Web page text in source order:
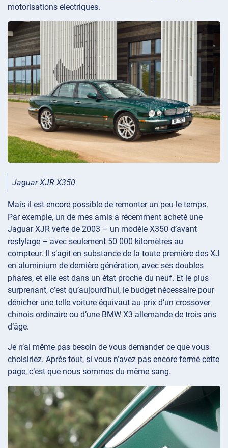
motorisations électriques.
Jaguar XJR X350
Mais il est encore possible de remonter un peu le temps.
Par exemple, un de mes amis a récemment acheté une
Jaguar XJR verte de 2003 – un modèle X350 d’avant
restylage – avec seulement 50 000 kilomètres au
compteur. Il s’agit en substance de la toute première des XJ
en aluminium de dernière génération, avec ses doubles
phares, et elle est dans un état proche du neuf. Et le plus
surprenant, c’est qu’aujourd’hui, le budget nécessaire pour
dénicher une telle voiture équivaut au prix d’un crossover
chinois ordinaire ou d’une BMW X3 allemande de trois ans
d’âge.
Je n’ai même pas besoin de vous demander ce que vous
choisiriez. Après tout, si vous n’avez pas encore fermé cette
page, c’est que nous sommes du même sang.